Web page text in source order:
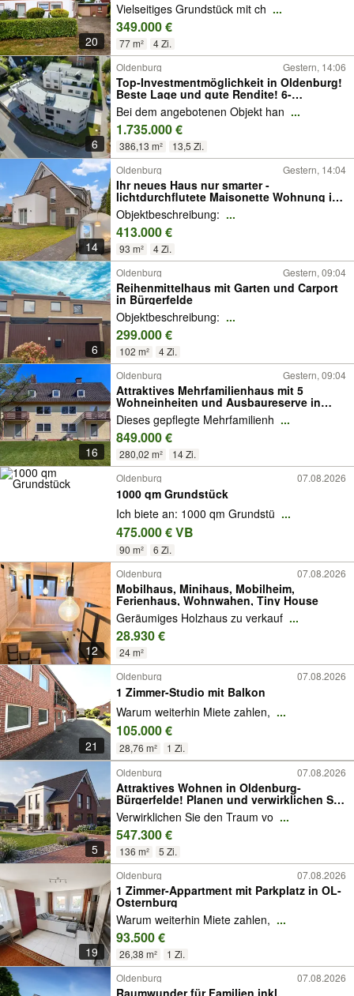
20
Vielseitiges Grundstück mit ch ...
349.000 €
77 m² 4 Zi.
6
Oldenburg Gestern, 14:06
Top-Investmentmöglichkeit in Oldenburg!
Beste Lage und gute Rendite! 6-
Familienhaus!
Bei dem angebotenen Objekt han ...
1.735.000 €
386,13 m² 13,5 Zi.
14
Oldenburg Gestern, 14:04
Ihr neues Haus nur smarter -
lichtdurchflutete Maisonette Wohnung in
Bümmerstede, Erstbezug
Objektbeschreibung: ...
413.000 €
93 m² 4 Zi.
6
Oldenburg Gestern, 09:04
Reihenmittelhaus mit Garten und Carport
in Bürgerfelde
Objektbeschreibung: ...
299.000 €
102 m² 4 Zi.
16
Oldenburg Gestern, 09:04
Attraktives Mehrfamilienhaus mit 5
Wohneinheiten und Ausbaureserve in
Osternburg zu verkaufen!
Dieses gepflegte Mehrfamilienh ...
849.000 €
280,02 m²
14 Zi.
Oldenburg
07.08.2026
1000 qm Grundstück
Ich biete an: 1000 qm Grundstü ...
475.000 € VB
90 m² 6 Zi.
12
Oldenburg 07.08.2026
Mobilhaus, Minihaus, Mobilheim,
Ferienhaus, Wohnwahen, Tiny House
Geräumiges Holzhaus zu verkauf ...
28.930 €
24 m²
21
Oldenburg 07.08.2026
1 Zimmer-Studio mit Balkon
Warum weiterhin Miete zahlen, ...
105.000 €
28,76 m² 1 Zi.
5
Oldenburg 07.08.2026
Attraktives Wohnen in Oldenburg-
Bürgerfelde! Planen und verwirklichen Sie
Ihr neues Zuhause
Verwirklichen Sie den Traum vo ...
547.300 €
136 m² 5 Zi.
19
Oldenburg 07.08.2026
1 Zimmer-Appartment mit Parkplatz in OL-
Osternburg
Warum weiterhin Miete zahlen, ...
93.500 €
26,38 m²
1 Zi.
Oldenburg
07.08.2026
Raumwunder für Familien inkl.